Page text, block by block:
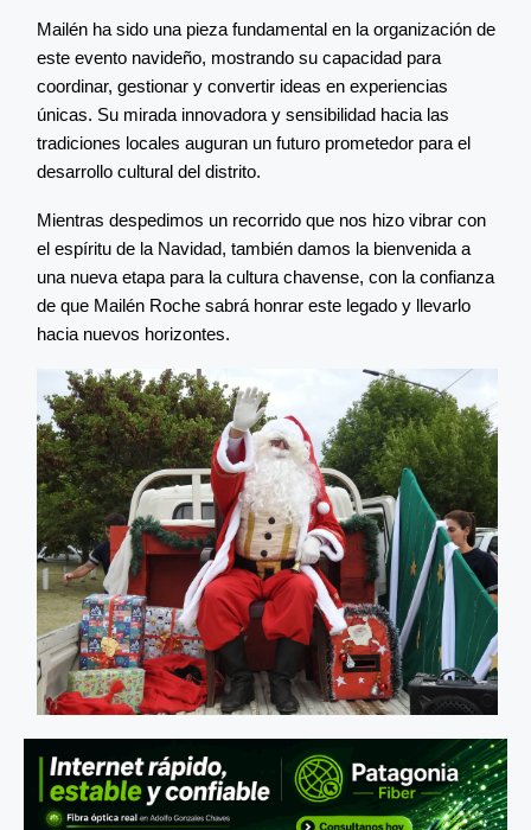
Mailén ha sido una pieza fundamental en la organización de
este evento navideño, mostrando su capacidad para
coordinar, gestionar y convertir ideas en experiencias
únicas. Su mirada innovadora y sensibilidad hacia las
tradiciones locales auguran un futuro prometedor para el
desarrollo cultural del distrito.
Mientras despedimos un recorrido que nos hizo vibrar con
el espíritu de la Navidad, también damos la bienvenida a
una nueva etapa para la cultura chavense, con la confianza
de que Mailén Roche sabrá honrar este legado y llevarlo
hacia nuevos horizontes.